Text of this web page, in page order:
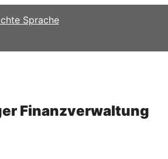
Sprache
Finanzverwaltung